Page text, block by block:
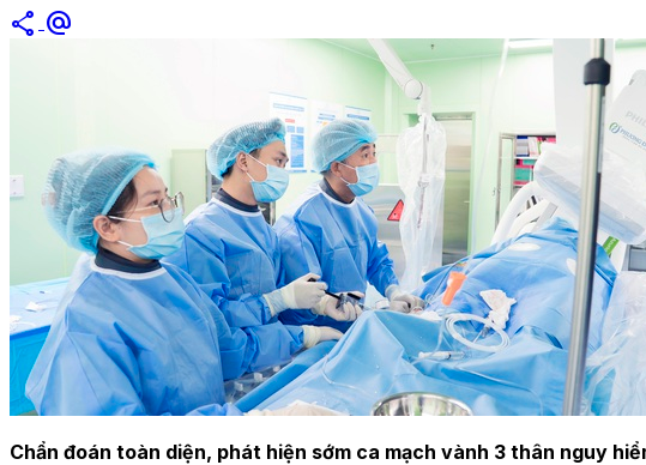
share alternate_email
Chẩn đoán toàn diện, phát hiện sớm ca mạch vành 3 thân nguy